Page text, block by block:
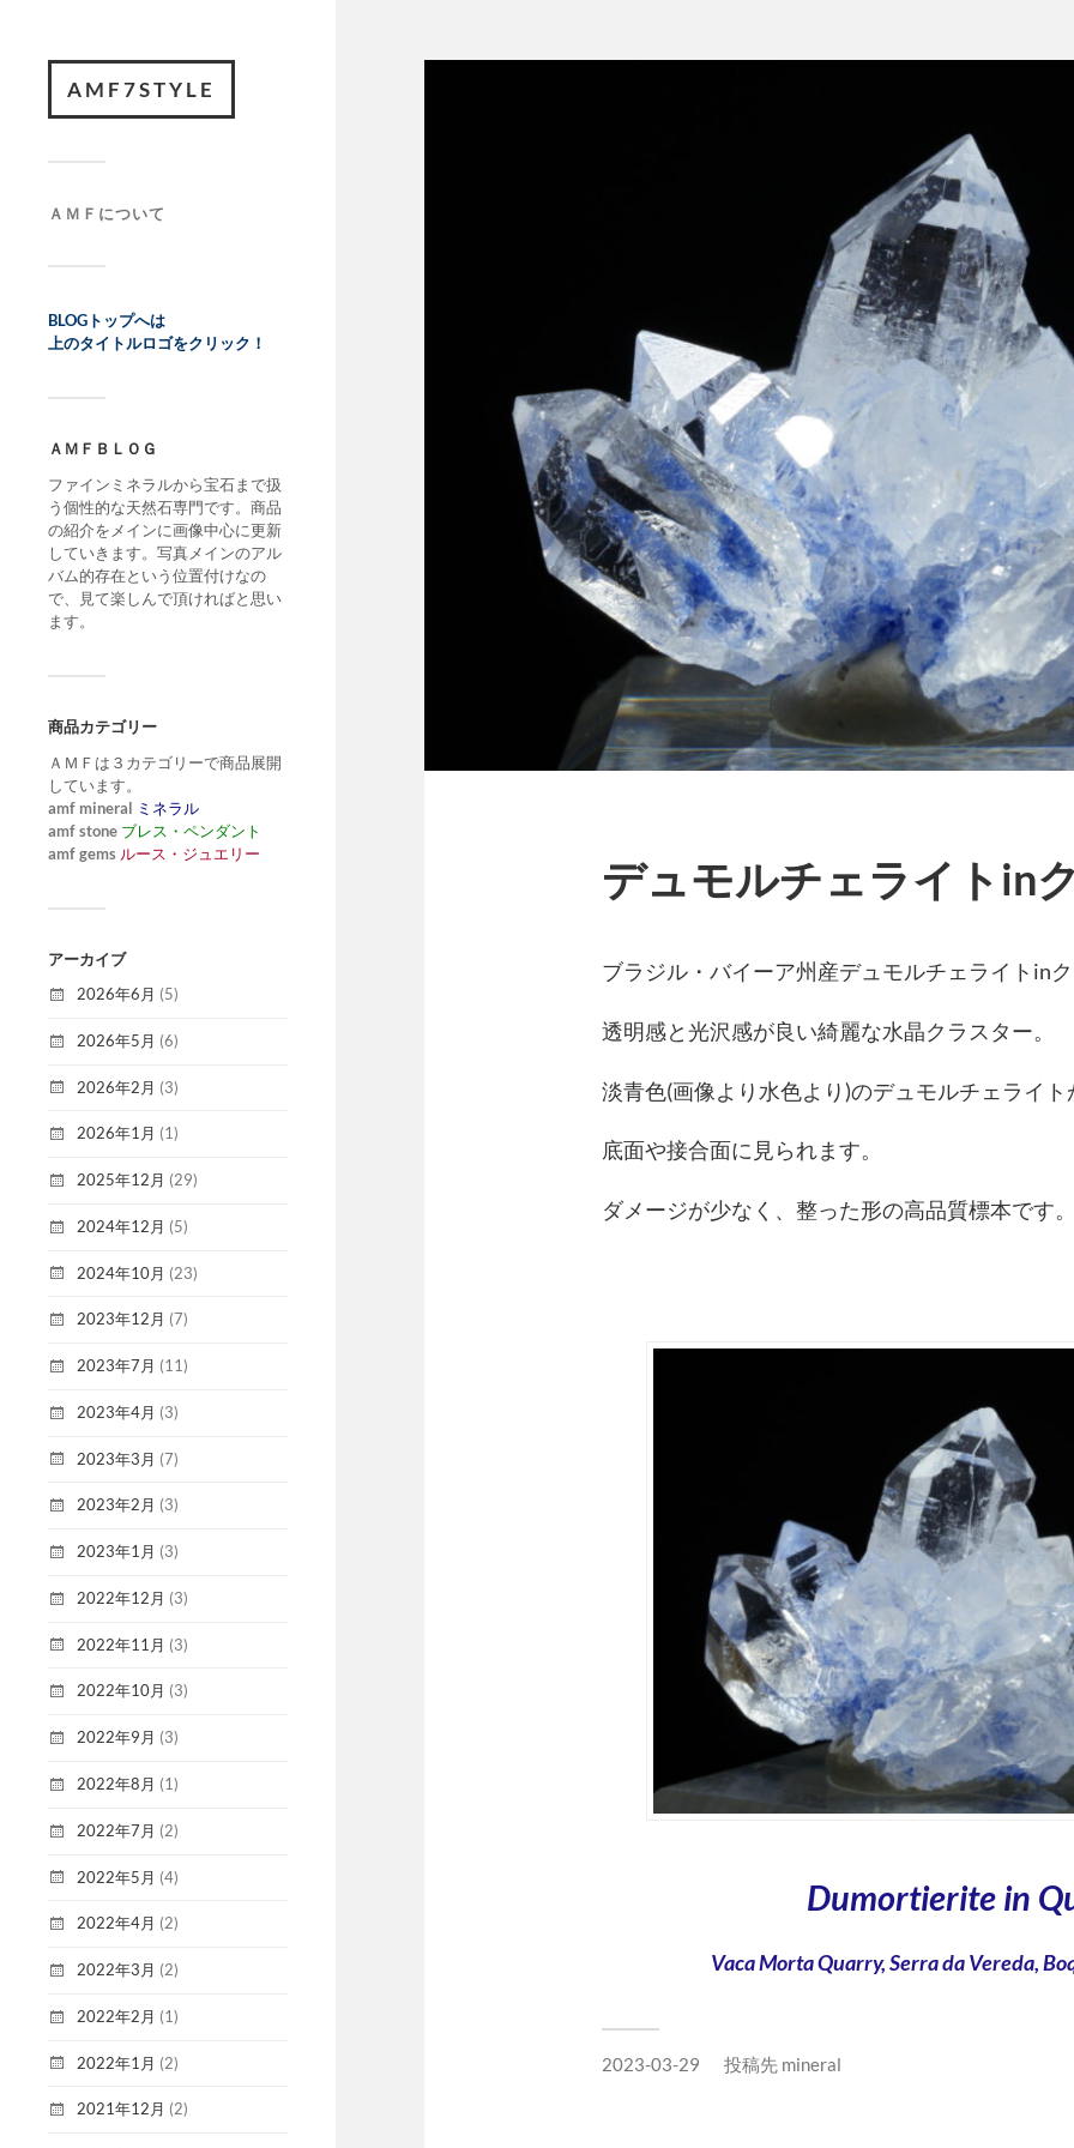
AMF7STYLE
ＡＭＦについて
BLOGトップへは
上のタイトルロゴをクリック！
ＡＭＦＢＬＯＧ
ファインミネラルから宝石まで扱
う個性的な天然石専門です。商品
の紹介をメインに画像中心に更新
していきます。写真メインのアル
バム的存在という位置付けなの
で、見て楽しんで頂ければと思い
ます。
商品カテゴリー
ＡＭＦは３カテゴリーで商品展開
しています。
amf mineral ミネラル
amf stone ブレス・ペンダント
amf gems ルース・ジュエリー
アーカイブ
2026年6月 (5)
2026年5月 (6)
2026年2月 (3)
2026年1月 (1)
2025年12月 (29)
2024年12月 (5)
2024年10月 (23)
2023年12月 (7)
2023年7月 (11)
2023年4月 (3)
2023年3月 (7)
2023年2月 (3)
2023年1月 (3)
2022年12月 (3)
2022年11月 (3)
2022年10月 (3)
2022年9月 (3)
2022年8月 (1)
2022年7月 (2)
2022年5月 (4)
2022年4月 (2)
2022年3月 (2)
2022年2月 (1)
2022年1月 (2)
2021年12月 (2)
デュモルチェライトin
ブラジル・バイーア州産デュモルチェライトin
透明感と光沢感が良い綺麗な水晶クラスター。
淡青色(画像より水色より)のデュモルチェライト
底面や接合面に見られます。
ダメージが少なく、整った形の高品質標本です
Dumortierite in
Vaca Morta Quarry, Serra da Vereda,
2023-03-29 投稿先 mineral